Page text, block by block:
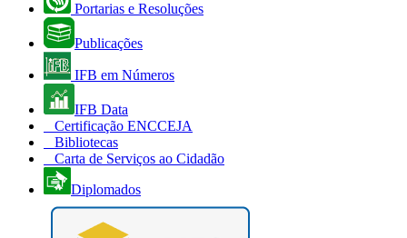
Portarias e Resoluções
Publicações
IFB em Números
IFB Data
Certificação ENCCEJA
Bibliotecas
Carta de Serviços ao Cidadão
Diplomados